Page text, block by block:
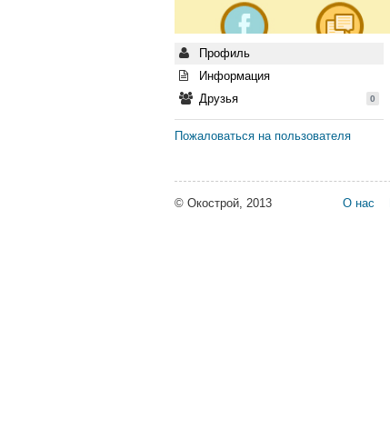
Профиль
Информация
Друзья
0
Пожаловаться на пользователя
© Окострой, 2013 О нас